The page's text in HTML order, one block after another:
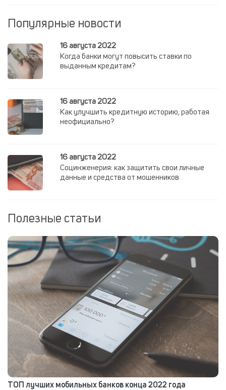
Популярные новости
16 августа 2022
Когда банки могут повысить ставки по
выданным кредитам?
16 августа 2022
Как улучшить кредитную историю, работая
неофициально?
16 августа 2022
Социнженерия: как защитить свои личные
данные и средства от мошенников
Полезные статьи
ТОП лучших мобильных банков конца 2022 года